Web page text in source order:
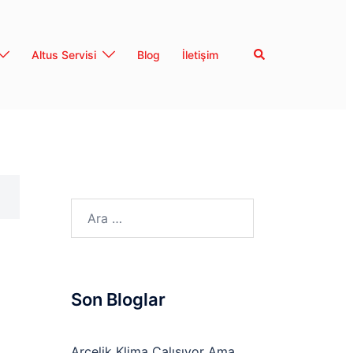
Altus Servisi Blog İletişim Search
Son Bloglar